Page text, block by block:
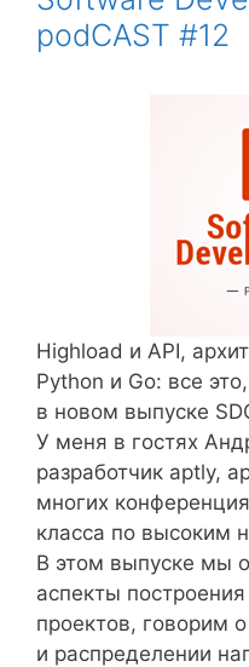
podCAST #12
Highload и API,
Python и Go: все
в новом выпуске
У меня в гостях
разработчик aptly,
многих
класса по высоким
В этом выпуске мы
аспекты
проектов, говорим
и распределении